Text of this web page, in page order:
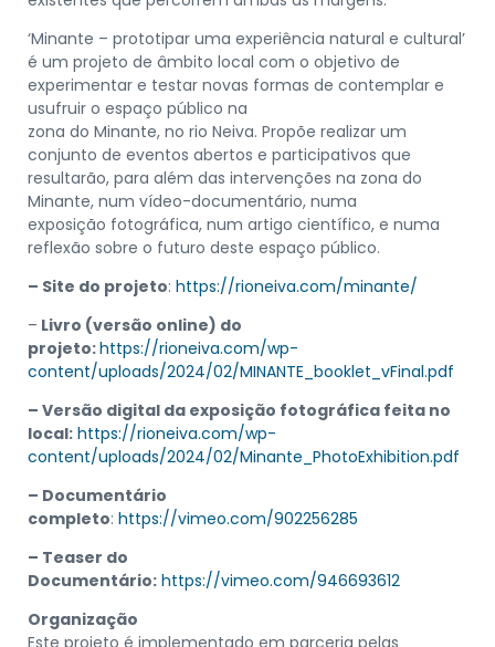
‘Minante – prototipar uma experiência natural e cultural’
é um projeto de âmbito local com o objetivo de
experimentar e testar novas formas de contemplar e
usufruir o espaço público na
zona do Minante, no rio Neiva. Propõe realizar um
conjunto de eventos abertos e participativos que
resultarão, para além das intervenções na zona do
Minante, num vídeo-documentário, numa
exposição fotográfica, num artigo científico, e numa
reflexão sobre o futuro deste espaço público.
– Site do projeto: https://rioneiva.com/minante/
– Livro (versão online) do
projeto:https://rioneiva.com/wp-
content/uploads/2024/02/MINANTE_booklet_vFinal.pdf
– Versão digital da exposição fotográfica feita no
local: https://rioneiva.com/wp-
content/uploads/2024/02/Minante_PhotoExhibition.pdf
– Documentário
completo: https://vimeo.com/902256285
– Teaser do
Documentário: https://vimeo.com/946693612
Organização
Este projeto é implementado em parceria pelas